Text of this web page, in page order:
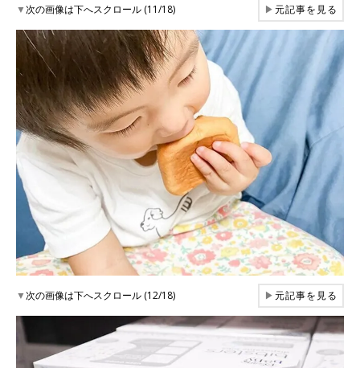
▼次の画像は下へスクロール (11/18) ▶元記事を見る
▼次の画像は下へスクロール (12/18) ▶元記事を見る